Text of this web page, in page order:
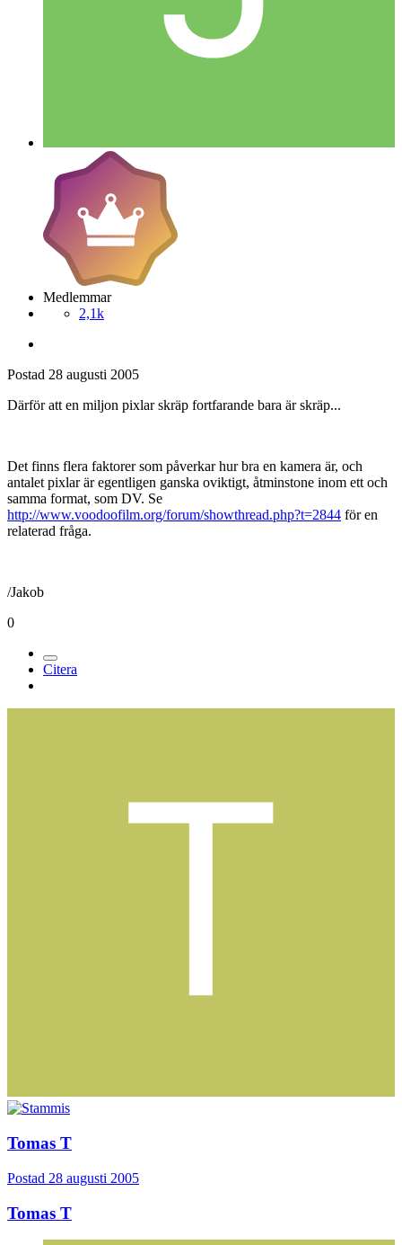
Medlemmar
2,1k
Postad 28 augusti 2005
Därför att en miljon pixlar skräp fortfarande bara är skräp...
Det finns flera faktorer som påverkar hur bra en kamera är, och
antalet pixlar är egentligen ganska oviktigt, åtminstone inom ett och
samma format, som DV. Se
http://www.voodoofilm.org/forum/showthread.php?t=2844 för en
relaterad fråga.
/Jakob
0
Citera
Tomas T
Postad 28 augusti 2005
Tomas T